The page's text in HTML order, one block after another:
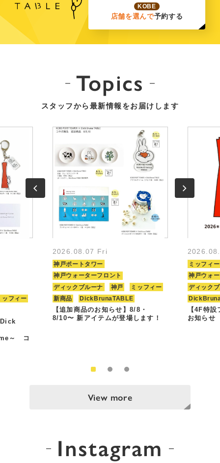
KOBE
店舗を選んで予約する
Topics
スタッフから最新情報をお届けします
ッフィー
～ コ
2026.08.07 Fri
神戸ポートタワー
神戸ウォーターフロント
ディックブルーナ
神戸
ミッフィー
新商品
DickBrunaTABLE
【追加商品のお知らせ】8/8・
8/10〜 新アイテムが登場します！
ミッフィー
神戸ウォ
ディック
【4F特
お知らせ
View more
Instagram